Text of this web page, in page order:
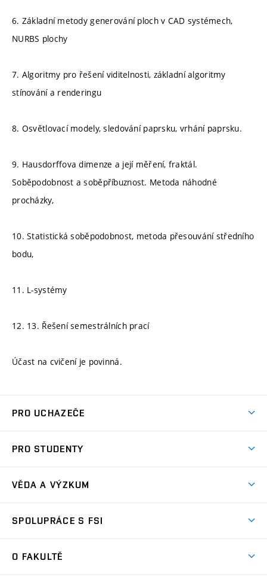
6. Základní metody generování ploch v CAD systémech,
NURBS plochy
7. Algoritmy pro řešení viditelnosti, základní algoritmy
stínování a renderingu
8. Osvětlovací modely, sledování paprsku, vrhání paprsku.
9. Hausdorffova dimenze a její měření, fraktál.
Soběpodobnost a soběpříbuznost. Metoda náhodné
procházky,
10. Statistická soběpodobnost, metoda přesouvání středního
bodu,
11. L-systémy
12. 13. Řešení semestrálních prací
Účast na cvičení je povinná.
PRO UCHAZEČE
Ambasadoři studia
Zápisy
Dny otevřených dveří
PRO STUDENTY
Studijní předpisy
Pro prváky
VĚDA A VÝZKUM
Oblasti výzkumu
SPOLUPRÁCE S FSI
O FAKULTĚ